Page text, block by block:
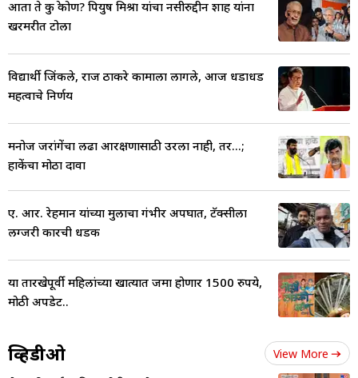
आता ते कुत्रे कोण? पियुष मिश्रा यांचा नसीरुद्दीन शाह यांना
खरमरीत टोला
विद्यार्थी जिंकले, राज ठाकरे कामाला लागले, आज धडाधड
महत्वाचे निर्णय
मनोज जरांगेंचा लढा आरक्षणासाठी उरला नाही, तर...;
हाकेंचा मोठा दावा
ए. आर. रेहमान यांच्या मुलाचा गंभीर अपघात, टॅक्सीला
लग्जरी कारची धडक
या तारखेपूर्वी महिलांच्या खात्यात जमा होणार 1500 रुपये,
मोठी अपडेट..
व्हिडीओ View More